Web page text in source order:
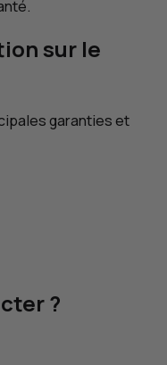
sur le
garanties et
?